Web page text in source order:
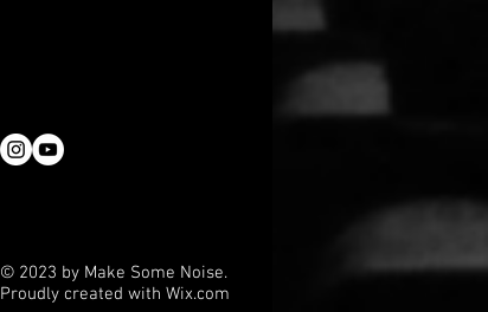
© 2023 by Make Some Noise.
Proudly created with Wix.com